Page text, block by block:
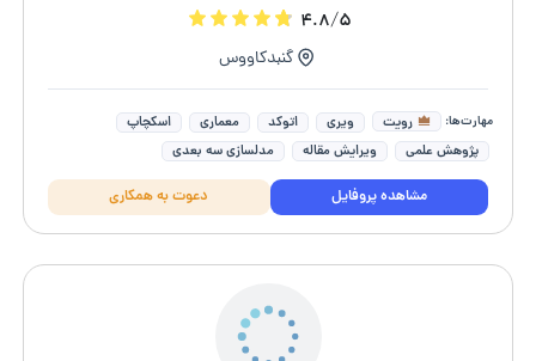
۴.۸/۵
گنبدکاووس
مهارت‌ها: رویت ویری اتوکد معماری
اسکچاپ
پژوهش علمی
ویرایش مقاله
مدلسازی سه بعدی
طراحی دکوراسیون داخلی
ویرایش متن و پایان نامه
مشاهده پروفایل دعوت به همکاری